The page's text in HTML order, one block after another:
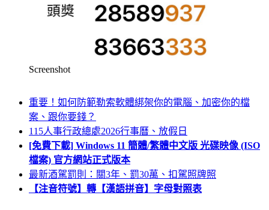
Screenshot
重要！如何防範勒索軟體綁架你的電腦、加密你的檔
案、跟你要錢？
115人事行政總處2026行事曆、放假日
[免費下載] Windows 11 簡體/繁體中文版 光碟映像 (ISO
檔案) 官方網站正式版本
最新酒駕罰則：關3年、罰30萬、扣駕照牌照
【注音符號】轉【漢語拼音】字母對照表